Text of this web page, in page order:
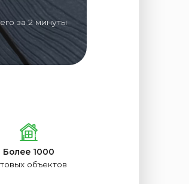
за 2 минуты
Более 1000
объектов